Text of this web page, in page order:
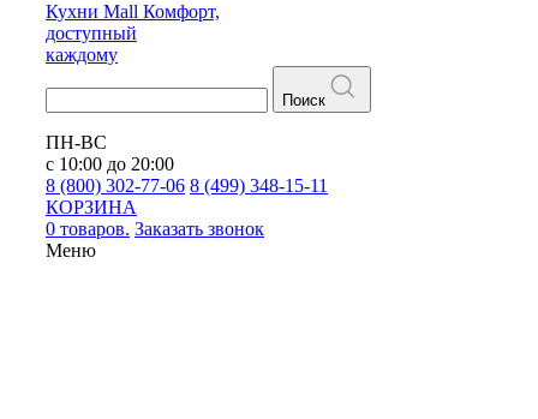
Кухни Mall Комфорт,
доступный
каждому
Поиск
ПН-ВС
с 10:00 до 20:00
8 (800) 302-77-06 8 (499) 348-15-11
КОРЗИНА
0 товаров. Заказать звонок
Меню